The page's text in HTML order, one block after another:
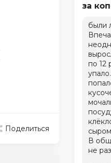
Поделиться
за
были
по 12
В
не